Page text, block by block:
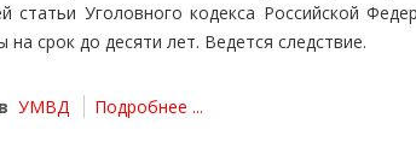
статьи Уголовного кодекса Российской
срок до десяти лет. Ведется следствие.
УМВД Подробнее ...